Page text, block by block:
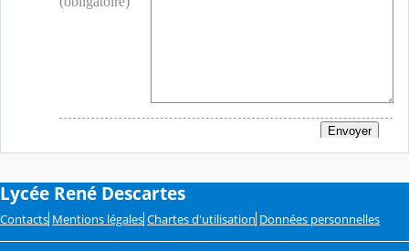
Lycée René Descartes
Contacts Mentions légales Chartes d'utilisation Données personnelles